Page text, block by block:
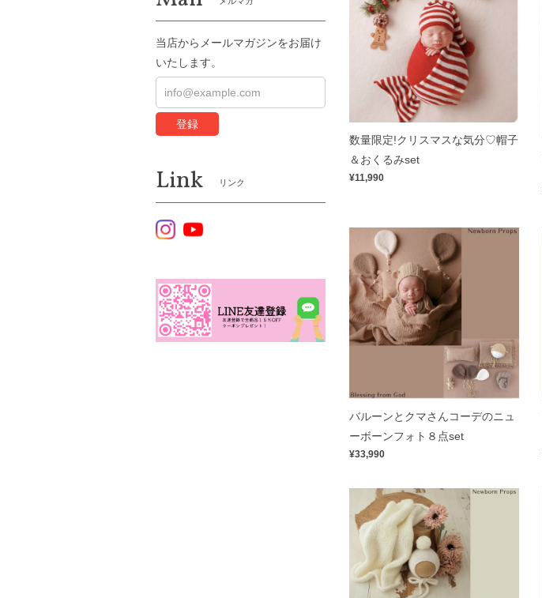
数量限定!クリスマスな気分♡帽子
＆おくるみset
¥11,990
バルーンとクマさんコーデのニュ
ーボーンフォト８点set
¥33,990
当店からメールマガジンをお届け
いたします。
登録
Link リンク